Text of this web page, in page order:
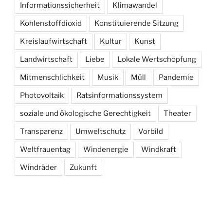
Informationssicherheit Klimawandel
Kohlenstoffdioxid Konstituierende Sitzung
Kreislaufwirtschaft Kultur Kunst
Landwirtschaft Liebe Lokale Wertschöpfung
Mitmenschlichkeit Musik Müll Pandemie
Photovoltaik Ratsinformationssystem
soziale und ökologische Gerechtigkeit Theater
Transparenz Umweltschutz Vorbild
Weltfrauentag Windenergie Windkraft
Windräder Zukunft